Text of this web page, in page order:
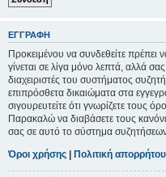
ΕΓΓΡΑΦΉ
Προκειμένου να συνδεθείτε πρέπει
γίνεται σε λίγα μόνο λεπτά, αλλά
διαχειριστές του συστήματος
επιπρόσθετα δικαιώματα στα
σιγουρευτείτε ότι γνωρίζετε τους
Παρακαλώ να διαβάσετε τους
σας σε αυτό το σύστημα
Όροι χρήσης | Πολιτική απορρήτου